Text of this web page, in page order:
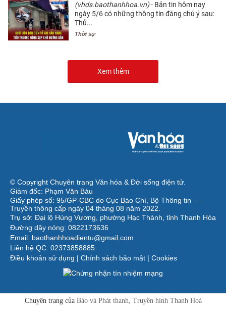
(vhds.baothanhhoa.vn)- Bản tin hôm nay
ngày 5/6 có những thông tin đáng chú ý sau:
Thủ...
Thời sự
Xem thêm
© Copyright Chuyên trang Văn hóa & Đời sống điện tử.
Giám đốc: Phạm Văn Báu
Giấy phép số: 95/GP-CBC do Cục Báo Chí, Bộ Thông tin -
Truyền thông cấp ngày 04 tháng 08 năm 2022.
Trụ sở: Đại lộ Hùng Vương, phường Hạc Thành, tỉnh Thanh Hóa
Đường dây nóng: 0822173636
Email: baothanhhoadientu@gmail.com
Liên hệ QC: 02373858885.
Điều khoản sử dụng | Chính sách bảo mật | Cookies
Chuyên trang của Báo và Phát thanh, Truyền hình Thanh Hoá